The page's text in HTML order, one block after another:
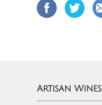
Artisan Wines